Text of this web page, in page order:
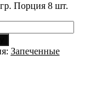
Порция 8 шт.
Запеченные